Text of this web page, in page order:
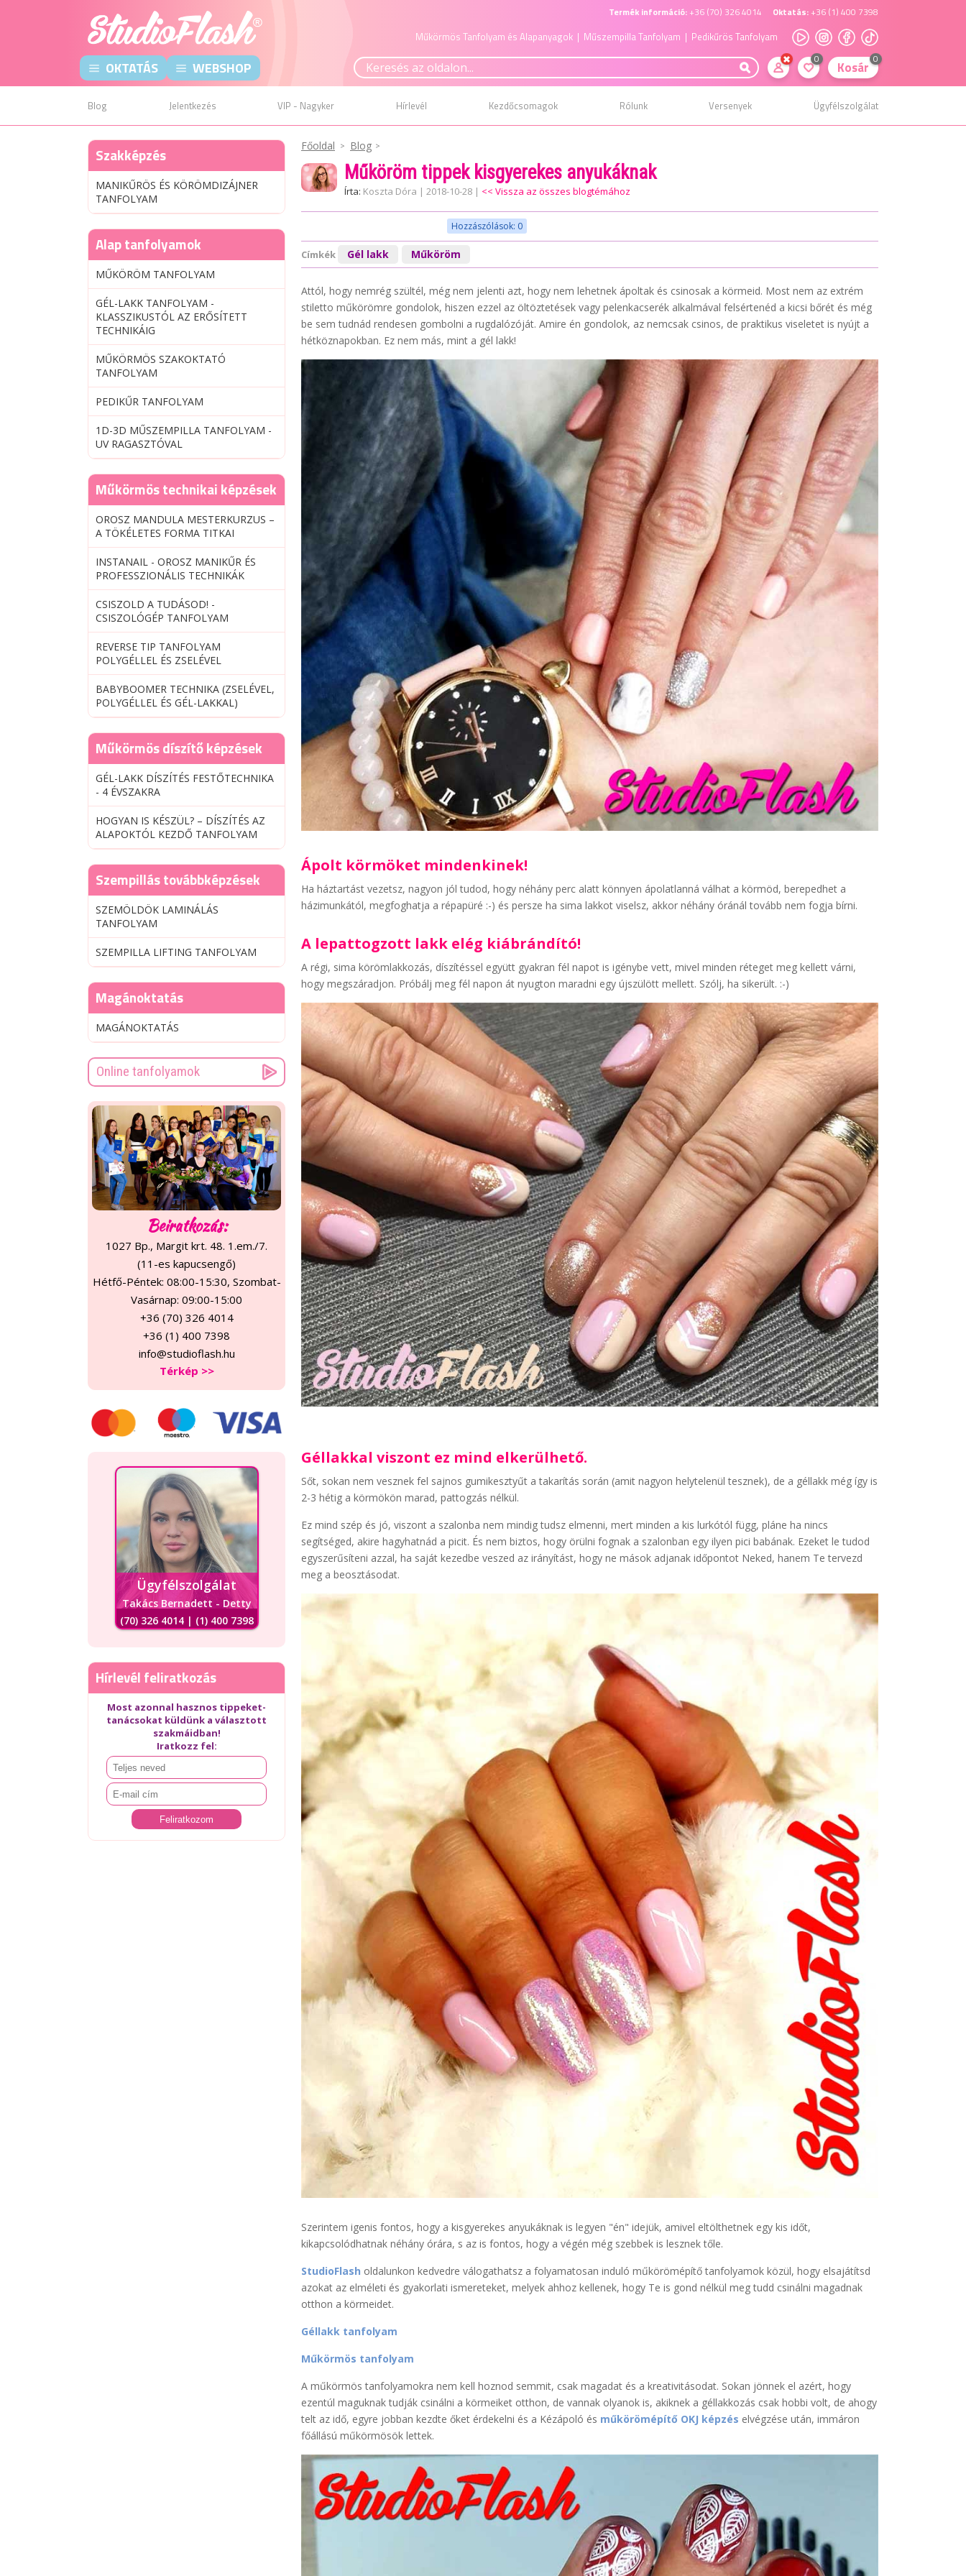
Termék információ: +36 (70) 326 4014 Oktatás: +36 (1) 400 7398
Műkörmös Tanfolyam és Alapanyagok | Műszempilla Tanfolyam | Pedikűrös Tanfolyam
OKTATÁS WEBSHOP 0 Kosár 0
Blog Jelentkezés VIP - Nagyker Hírlevél Kezdőcsomagok Rólunk Versenyek Ügyfélszolgálat
Főoldal Blog
Műköröm tippek kisgyerekes anyukáknak
Írta: Koszta Dóra | 2018-10-28 | << Vissza az összes blogtémához
Hozzászólások: 0
Címkék Gél lakk Műköröm
Attól, hogy nemrég szültél, még nem jelenti azt, hogy nem lehetnek ápoltak és csinosak a körmeid. Most nem az extrém
stiletto műkörömre gondolok, hiszen ezzel az öltöztetések vagy pelenkacserék alkalmával felsértenéd a kicsi bőrét és még
be sem tudnád rendesen gombolni a rugdalózóját. Amire én gondolok, az nemcsak csinos, de praktikus viseletet is nyújt a
hétköznapokban. Ez nem más, mint a gél lakk!
Ápolt körmöket mindenkinek!
Ha háztartást vezetsz, nagyon jól tudod, hogy néhány perc alatt könnyen ápolatlanná válhat a körmöd, berepedhet a
házimunkától, megfoghatja a répapüré :-) és persze ha sima lakkot viselsz, akkor néhány óránál tovább nem fogja bírni.
A lepattogzott lakk elég kiábrándító!
A régi, sima körömlakkozás, díszítéssel együtt gyakran fél napot is igénybe vett, mivel minden réteget meg kellett várni,
hogy megszáradjon. Próbálj meg fél napon át nyugton maradni egy újszülött mellett. Szólj, ha sikerült. :-)
Géllakkal viszont ez mind elkerülhető.
Sőt, sokan nem vesznek fel sajnos gumikesztyűt a takarítás során (amit nagyon helytelenül tesznek), de a géllakk még így is
2-3 hétig a körmökön marad, pattogzás nélkül.
Ez mind szép és jó, viszont a szalonba nem mindig tudsz elmenni, mert minden a kis lurkótól függ, pláne ha nincs
segítséged, akire hagyhatnád a picit. És nem biztos, hogy örülni fognak a szalonban egy ilyen pici babának. Ezeket le tudod
egyszerűsíteni azzal, ha saját kezedbe veszed az irányítást, hogy ne mások adjanak időpontot Neked, hanem Te tervezd
meg a beosztásodat.
Szerintem igenis fontos, hogy a kisgyerekes anyukáknak is legyen "én" idejük, amivel eltölthetnek egy kis időt,
kikapcsolódhatnak néhány órára, s az is fontos, hogy a végén még szebbek is lesznek tőle.
StudioFlash oldalunkon kedvedre válogathatsz a folyamatosan induló műkörömépítő tanfolyamok közül, hogy elsajátítsd
azokat az elméleti és gyakorlati ismereteket, melyek ahhoz kellenek, hogy Te is gond nélkül meg tudd csinálni magadnak
otthon a körmeidet.
Géllakk tanfolyam
Műkörmös tanfolyam
A műkörmös tanfolyamokra nem kell hoznod semmit, csak magadat és a kreativitásodat. Sokan jönnek el azért, hogy
ezentúl maguknak tudják csinálni a körmeiket otthon, de vannak olyanok is, akiknek a géllakkozás csak hobbi volt, de ahogy
telt az idő, egyre jobban kezdte őket érdekelni és a Kézápoló és műkörömépítő OKJ képzés elvégzése után, immáron
főállású műkörmösök lettek.
Szakképzés
MANIKŰRÖS ÉS KÖRÖMDIZÁJNER
TANFOLYAM
Alap tanfolyamok
MŰKÖRÖM TANFOLYAM
GÉL-LAKK TANFOLYAM -
KLASSZIKUSTÓL AZ ERŐSÍTETT
TECHNIKÁIG
MŰKÖRMÖS SZAKOKTATÓ
TANFOLYAM
PEDIKŰR TANFOLYAM
1D-3D MŰSZEMPILLA TANFOLYAM -
UV RAGASZTÓVAL
Műkörmös technikai képzések
OROSZ MANDULA MESTERKURZUS –
A TÖKÉLETES FORMA TITKAI
INSTANAIL - OROSZ MANIKŰR ÉS
PROFESSZIONÁLIS TECHNIKÁK
CSISZOLD A TUDÁSOD! -
CSISZOLÓGÉP TANFOLYAM
REVERSE TIP TANFOLYAM
POLYGÉLLEL ÉS ZSELÉVEL
BABYBOOMER TECHNIKA (ZSELÉVEL,
POLYGÉLLEL ÉS GÉL-LAKKAL)
Műkörmös díszítő képzések
GÉL-LAKK DÍSZÍTÉS FESTŐTECHNIKA
- 4 ÉVSZAKRA
HOGYAN IS KÉSZÜL? – DÍSZÍTÉS AZ
ALAPOKTÓL KEZDŐ TANFOLYAM
Szempillás továbbképzések
SZEMÖLDÖK LAMINÁLÁS
TANFOLYAM
SZEMPILLA LIFTING TANFOLYAM
Magánoktatás
MAGÁNOKTATÁS
Online tanfolyamok
Beiratkozás:
1027 Bp., Margit krt. 48. 1.em./7.
(11-es kapucsengő)
Hétfő-Péntek: 08:00-15:30, Szombat-
Vasárnap: 09:00-15:00
+36 (70) 326 4014
+36 (1) 400 7398
info@studioflash.hu
Térkép >>
Ügyfélszolgálat
Takács Bernadett - Detty
(70) 326 4014 | (1) 400 7398
Hírlevél feliratkozás
Most azonnal hasznos tippeket-
tanácsokat küldünk a választott
szakmáidban!
Iratkozz fel: